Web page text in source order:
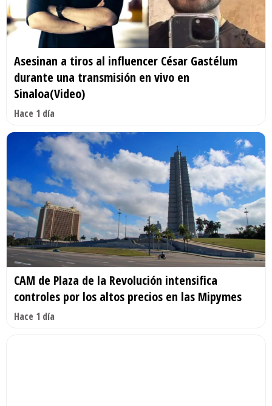
Asesinan a tiros al influencer César Gastélum
durante una transmisión en vivo en
Sinaloa(Video)
Hace 1 día
CAM de Plaza de la Revolución intensifica
controles por los altos precios en las Mipymes
Hace 1 día